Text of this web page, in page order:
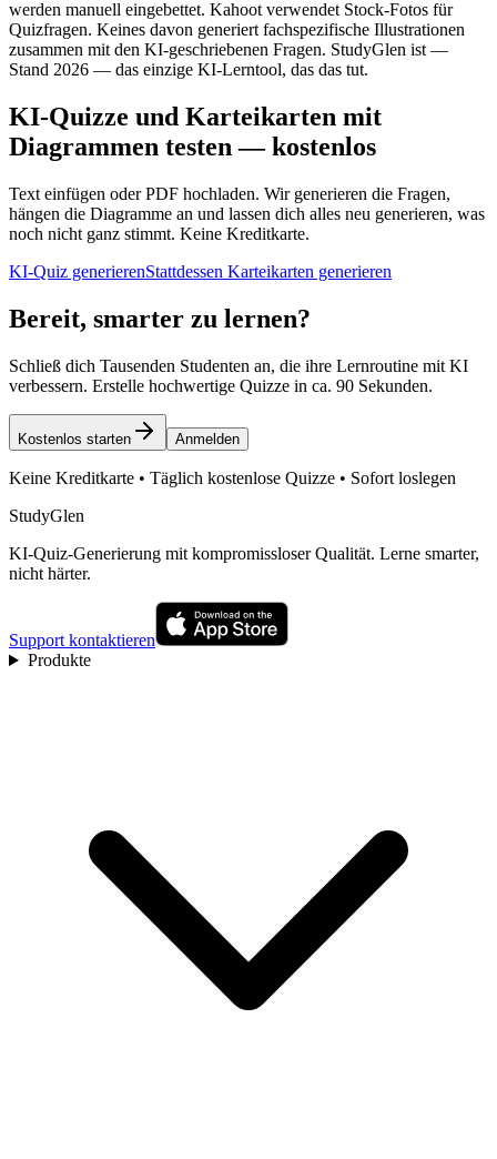
werden manuell eingebettet. Kahoot verwendet Stock-Fotos für
Quizfragen. Keines davon generiert fachspezifische Illustrationen
zusammen mit den KI-geschriebenen Fragen. StudyGlen ist —
Stand 2026 — das einzige KI-Lerntool, das das tut.
KI-Quizze und Karteikarten mit
Diagrammen testen — kostenlos
Text einfügen oder PDF hochladen. Wir generieren die Fragen,
hängen die Diagramme an und lassen dich alles neu generieren, was
noch nicht ganz stimmt. Keine Kreditkarte.
KI-Quiz generierenStattdessen Karteikarten generieren
Bereit, smarter zu lernen?
Schließ dich Tausenden Studenten an, die ihre Lernroutine mit KI
verbessern. Erstelle hochwertige Quizze in ca. 90 Sekunden.
Kostenlos starten Anmelden
Keine Kreditkarte • Täglich kostenlose Quizze • Sofort loslegen
StudyGlen
KI-Quiz-Generierung mit kompromissloser Qualität. Lerne smarter,
nicht härter.
Support kontaktieren
Produkte